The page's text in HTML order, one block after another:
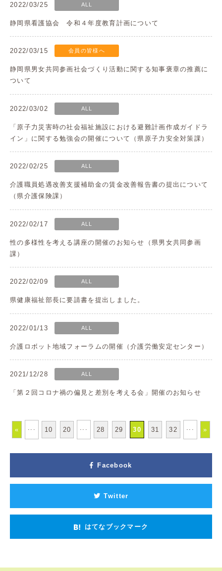
2022/03/25 ALL
静岡県看護協会 令和４年度教育計画について
2022/03/15 会員の皆様へ
静岡県男女共同参画社会づくり活動に関する知事褒章の推薦に
ついて
2022/03/02 ALL
「原子力災害時の社会福祉施設における避難計画作成ガイドラ
イン」に関する勉強会の開催について（県原子力安全対策課）
2022/02/25 ALL
介護職員処遇改善支援補助金の賃金改善報告書の提出について
（県介護保険課）
2022/02/17 ALL
性の多様性を考える講座の開催のお知らせ（県男女共同参画
課）
2022/02/09 ALL
県健康福祉部長に要請書を提出しました。
2022/01/13 ALL
介護ロボット地域フォーラムの開催（介護労働安定センター）
2021/12/28 ALL
「第２回コロナ禍の偏見と差別を考える会」開催のお知らせ
« 10 20 28 29 30 31 32 »
Facebook
Twitter
はてなブックマーク